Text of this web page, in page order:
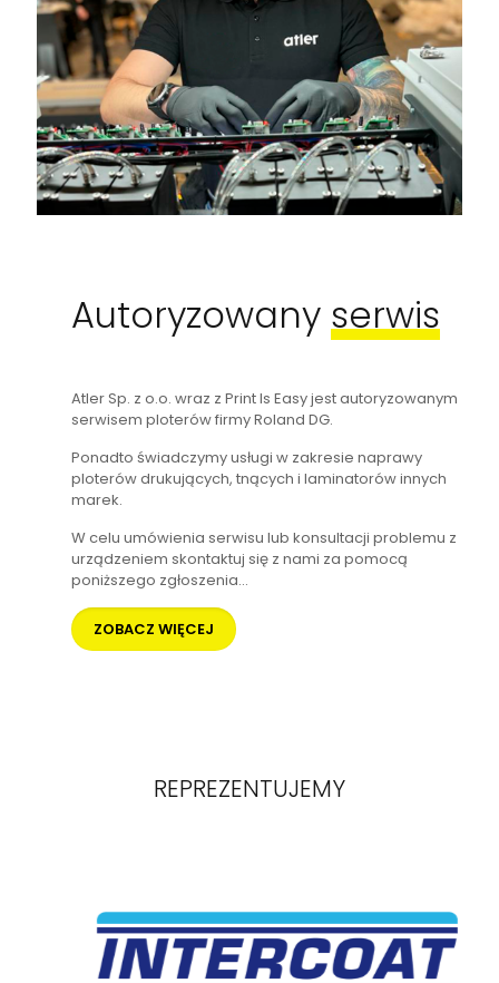
Autoryzowany serwis
Atler Sp. z o.o. wraz z Print Is Easy jest autoryzowanym
serwisem ploterów firmy Roland DG.
Ponadto świadczymy usługi w zakresie naprawy
ploterów drukujących, tnących i laminatorów innych
marek.
W celu umówienia serwisu lub konsultacji problemu z
urządzeniem skontaktuj się z nami za pomocą
poniższego zgłoszenia...
ZOBACZ WIĘCEJ
REPREZENTUJEMY